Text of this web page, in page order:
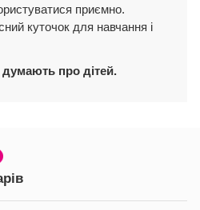
приємно.
куточок для навчання і
про дітей.